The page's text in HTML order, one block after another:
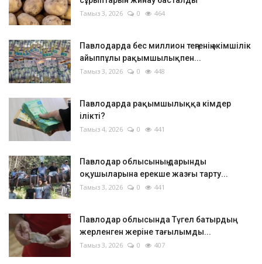
Тамыз 3, 2026 0 464
Павлодарда бес миллион теңгенің әкімшілік
айыппұлы рақымшылықпен...
Тамыз 3, 2026 0 448
Павлодарда рақымшылыққа кімдер
ілікті?
Тамыз 4, 2026 0 441
Павлодар облысының дарынды
оқушыларына ерекше жазғы тарту...
Тамыз 3, 2026 0 441
Павлодар облысында Түгел батырдың
жерленген жеріне тағылымды...
Тамыз 3, 2026 0 407